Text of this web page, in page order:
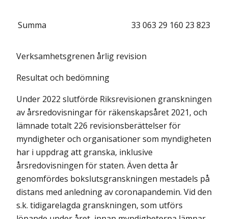
Summa 33 063 29 160 23 823
Verksamhetsgrenen årlig revision
Resultat och bedömning
Under 2022 slutförde Riksrevisionen granskningen
av årsredovisningar för räkenskapsåret 2021, och
lämnade totalt 226 revisionsberättelser för
myndigheter och organisationer som myndigheten
har i uppdrag att granska, inklusive
årsredovisningen för staten. Även detta år
genomfördes boksluts­granskningen mestadels på
distans med anledning av coronapandemin. Vid den
s.k. tidigarelagda granskningen, som utförs